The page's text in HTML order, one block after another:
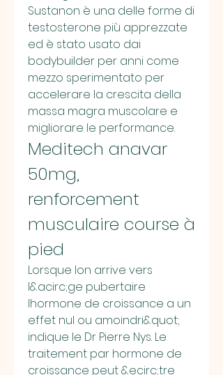
Sustanon è una delle forme di
testosterone più apprezzate
ed è stato usato dai
bodybuilder per anni come
mezzo sperimentato per
accelerare la crescita della
massa magra muscolare e
migliorare le performance.
Meditech anavar
50mg,
renforcement
musculaire course à
pied
Lorsque lon arrive vers
l&acirc;ge pubertaire
lhormone de croissance a un
effet nul ou amoindri&quot;
indique le Dr Pierre Nys. Le
traitement par hormone de
croissance peut &ecirc;tre